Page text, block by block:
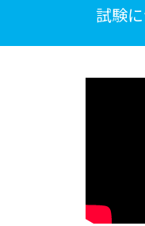
試験